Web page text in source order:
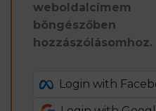
hozzászólásomhoz.
Login with